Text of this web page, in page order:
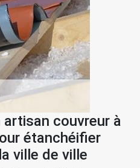
couvreur à
étanchéifier
ville de ville